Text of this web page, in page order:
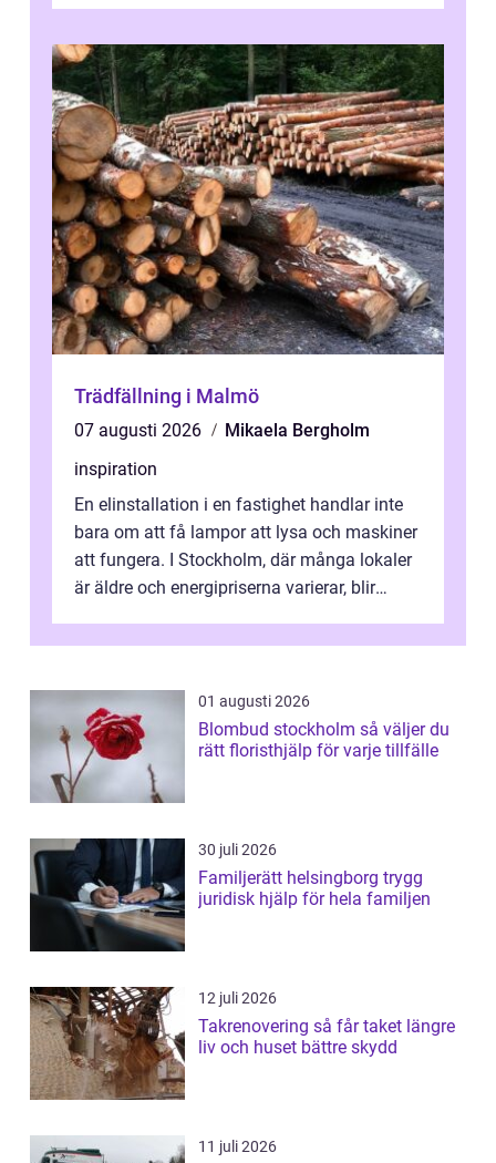
Trädfällning i Malmö
07 augusti 2026
Mikaela Bergholm
inspiration
En elinstallation i en fastighet handlar inte
bara om att få lampor att lysa och maskiner
att fungera. I Stockholm, där många lokaler
är äldre och energipriserna varierar, blir
01 augusti 2026
Blombud stockholm så väljer du
rätt floristhjälp för varje tillfälle
30 juli 2026
Familjerätt helsingborg trygg
juridisk hjälp för hela familjen
12 juli 2026
Takrenovering så får taket längre
liv och huset bättre skydd
11 juli 2026